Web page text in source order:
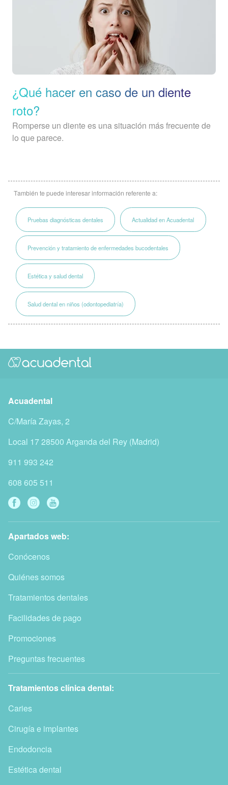
¿Qué hacer en caso de un diente
roto?
Romperse un diente es una situación más frecuente de
lo que parece.
También te puede interesar información referente a:
Pruebas diagnósticas dentales Actualidad en Acuadental
Prevención y tratamiento de enfermedades bucodentales
Estética y salud dental
Salud dental en niños (odontopediatría)
Acuadental
C/María Zayas, 2
Local 1728500 Arganda del Rey (Madrid)
911 993 242
608 605 511
Apartados web:
Conócenos
Quiénes somos
Tratamientos dentales
Facilidades de pago
Promociones
Preguntas frecuentes
Tratamientos clínica dental:
Caries
Cirugía e implantes
Endodoncia
Estética dental